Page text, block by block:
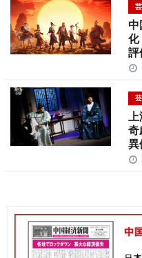
中
評
奇
異